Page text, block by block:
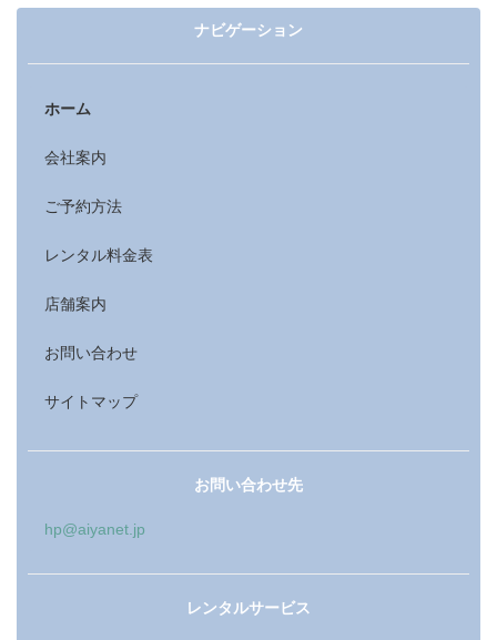
ナビゲーション
ホーム
会社案内
ご予約方法
レンタル料金表
店舗案内
お問い合わせ
サイトマップ
お問い合わせ先
hp@aiyanet.jp
レンタルサービス